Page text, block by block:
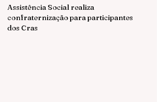
Assistência Social realiza
confraternização para participantes
dos Cras